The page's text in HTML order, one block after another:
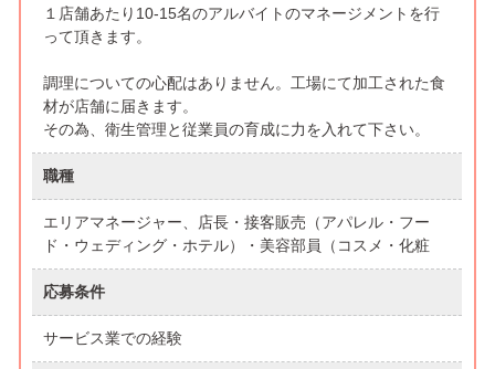
１店舗あたり10-15名のアルバイトのマネージメントを行
って頂きます。
調理についての心配はありません。工場にて加工された食
材が店舗に届きます。
その為、衛生管理と従業員の育成に力を入れて下さい。
職種
エリアマネージャー、店長・接客販売（アパレル・フー
ド・ウェディング・ホテル）・美容部員（コスメ・化粧
応募条件
サービス業での経験